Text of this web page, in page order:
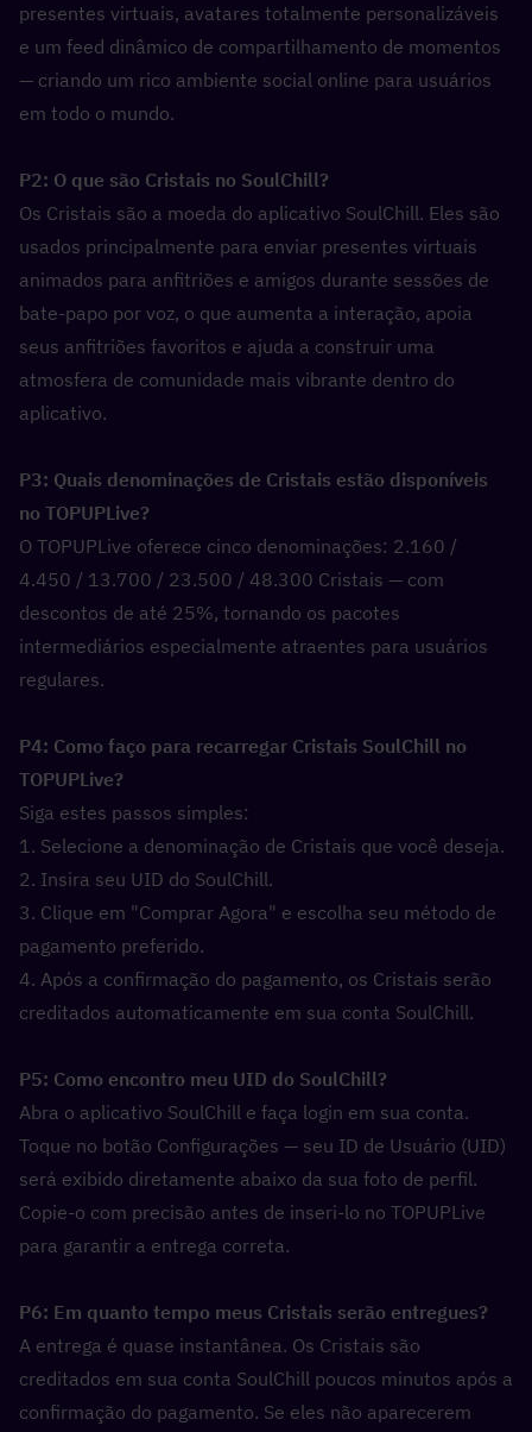
presentes virtuais, avatares totalmente personalizáveis
e um feed dinâmico de compartilhamento de momentos
— criando um rico ambiente social online para usuários
em todo o mundo.
P2: O que são Cristais no SoulChill?
Os Cristais são a moeda do aplicativo SoulChill. Eles são
usados principalmente para enviar presentes virtuais
animados para anfitriões e amigos durante sessões de
bate-papo por voz, o que aumenta a interação, apoia
seus anfitriões favoritos e ajuda a construir uma
atmosfera de comunidade mais vibrante dentro do
aplicativo.
P3: Quais denominações de Cristais estão disponíveis
no TOPUPLive?
O TOPUPLive oferece cinco denominações: 2.160 /
4.450 / 13.700 / 23.500 / 48.300 Cristais — com
descontos de até 25%, tornando os pacotes
intermediários especialmente atraentes para usuários
regulares.
P4: Como faço para recarregar Cristais SoulChill no
TOPUPLive?
Siga estes passos simples:
1. Selecione a denominação de Cristais que você deseja.
2. Insira seu UID do SoulChill.
3. Clique em "Comprar Agora" e escolha seu método de
pagamento preferido.
4. Após a confirmação do pagamento, os Cristais serão
creditados automaticamente em sua conta SoulChill.
P5: Como encontro meu UID do SoulChill?
Abra o aplicativo SoulChill e faça login em sua conta.
Toque no botão Configurações — seu ID de Usuário (UID)
será exibido diretamente abaixo da sua foto de perfil.
Copie-o com precisão antes de inseri-lo no TOPUPLive
para garantir a entrega correta.
P6: Em quanto tempo meus Cristais serão entregues?
A entrega é quase instantânea. Os Cristais são
creditados em sua conta SoulChill poucos minutos após a
confirmação do pagamento. Se eles não aparecerem